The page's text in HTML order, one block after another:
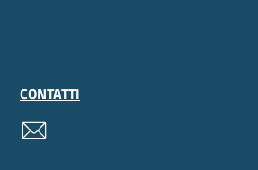
CONTATTI